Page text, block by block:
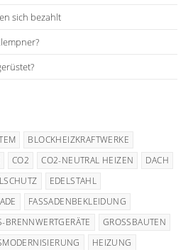
sich bezahlt
BLOCKHEIZKRAFTWERKE
CO2 CO2-NEUTRAL HEIZEN
DACH
EDELSTAHL
FASSADENBEKLEIDUNG
BRENNWERTGERÄTE
GROSSBAUTEN
HEIZUNG